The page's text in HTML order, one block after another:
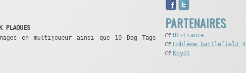
PLAQUES
en multijoueur ainsi que 10 Dog Tags
PARTENAIRES
BF-France
Emblème battlefield 4
Koyöt